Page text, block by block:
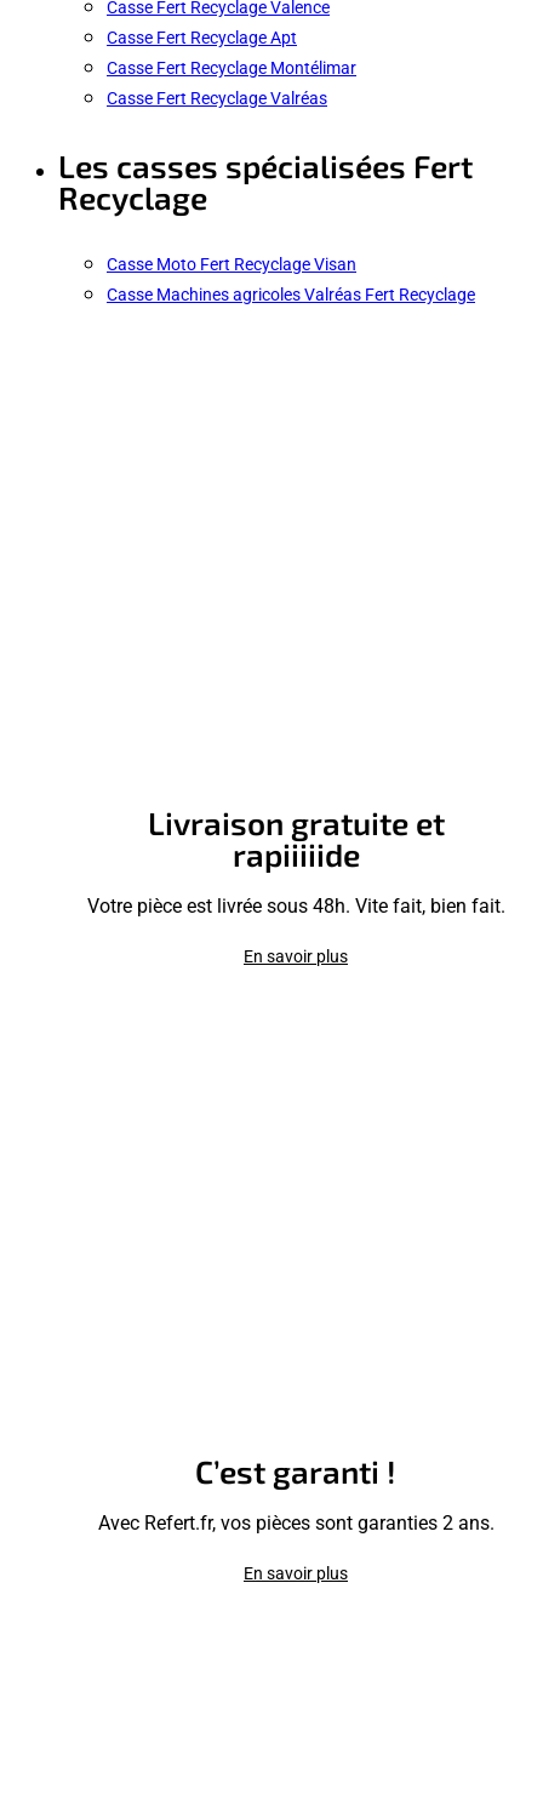
Casse Fert Recyclage Valence
Casse Fert Recyclage Apt
Casse Fert Recyclage Montélimar
Casse Fert Recyclage Valréas
Les casses spécialisées Fert
Recyclage
Casse Moto Fert Recyclage Visan
Casse Machines agricoles Valréas Fert Recyclage
Livraison gratuite et
rapiiiiide
Votre pièce est livrée sous 48h. Vite fait, bien fait.
En savoir plus
C’est garanti !
Avec Refert.fr, vos pièces sont garanties 2 ans.
En savoir plus